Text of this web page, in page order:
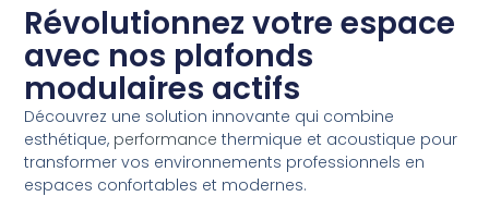
Révolutionnez votre espace
avec nos plafonds
modulaires actifs
Découvrez une solution innovante qui combine
esthétique, performance thermique et acoustique pour
transformer vos environnements professionnels en
espaces confortables et modernes.